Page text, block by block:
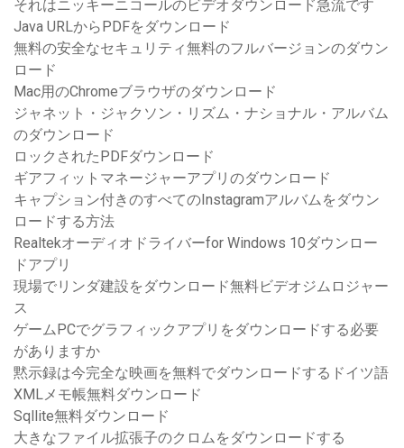
それはニッキーニコールのビデオダウンロード急流です
Java URLからPDFをダウンロード
無料の安全なセキュリティ無料のフルバージョンのダウン
ロード
Mac用のChromeブラウザのダウンロード
ジャネット・ジャクソン・リズム・ナショナル・アルバム
のダウンロード
ロックされたPDFダウンロード
ギアフィットマネージャーアプリのダウンロード
キャプション付きのすべてのInstagramアルバムをダウン
ロードする方法
Realtekオーディオドライバーfor Windows 10ダウンロー
ドアプリ
現場でリンダ建設をダウンロード無料ビデオジムロジャー
ス
ゲームPCでグラフィックアプリをダウンロードする必要
がありますか
黙示録は今完全な映画を無料でダウンロードするドイツ語
XMLメモ帳無料ダウンロード
Sqllite無料ダウンロード
大きなファイル拡張子のクロムをダウンロードする